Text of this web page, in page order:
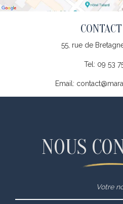
55, rue de
Tel: 09 53
Email:
NOUS